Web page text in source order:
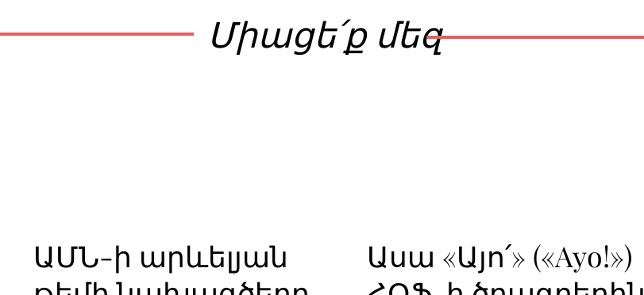
Միացե՛ք մեզ
ԱՄՆ-ի արևելյան
Ասա «Այո՛» («Ayo!»)